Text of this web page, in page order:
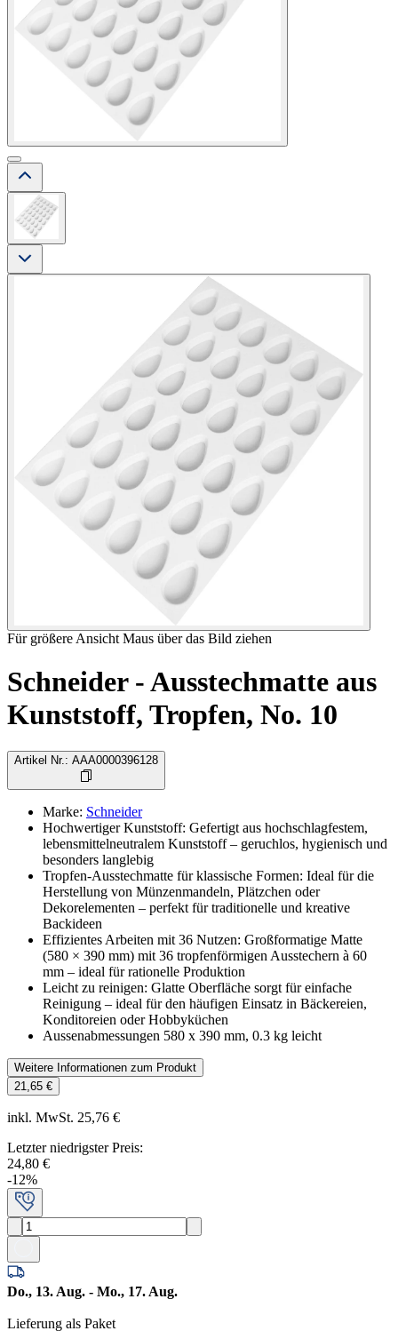
Für größere Ansicht Maus über das Bild ziehen
Schneider - Ausstechmatte aus
Kunststoff, Tropfen, No. 10
Artikel Nr. : AAA0000396128
Marke: Schneider
Hochwertiger Kunststoff: Gefertigt aus hochschlagfestem,
lebensmittelneutralem Kunststoff – geruchlos, hygienisch und
besonders langlebig
Tropfen-Ausstechmatte für klassische Formen: Ideal für die
Herstellung von Münzenmandeln, Plätzchen oder
Dekorelementen – perfekt für traditionelle und kreative
Backideen
Effizientes Arbeiten mit 36 Nutzen: Großformatige Matte
(580 × 390 mm) mit 36 tropfenförmigen Ausstechern à 60
mm – ideal für rationelle Produktion
Leicht zu reinigen: Glatte Oberfläche sorgt für einfache
Reinigung – ideal für den häufigen Einsatz in Bäckereien,
Konditoreien oder Hobbyküchen
Aussenabmessungen 580 x 390 mm, 0.3 kg leicht
Weitere Informationen zum Produkt
21,65 €
inkl. MwSt. 25,76 €
Letzter niedrigster Preis:
24,80 €
-12%
Do., 13. Aug. - Mo., 17. Aug.
Lieferung als Paket